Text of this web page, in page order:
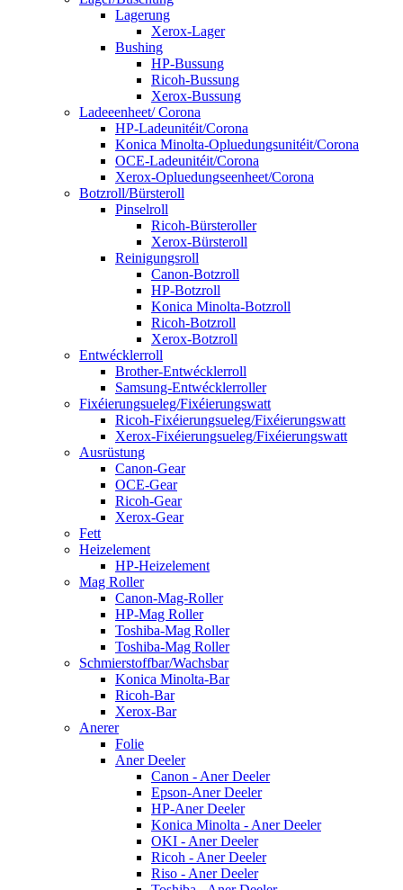
Lagerung
Xerox-Lager
Bushing
HP-Bussung
Ricoh-Bussung
Xerox-Bussung
Ladeeenheet/ Corona
HP-Ladeunitéit/Corona
Konica Minolta-Opluedungsunitéit/Corona
OCE-Ladeunitéit/Corona
Xerox-Opluedungseenheet/Corona
Botzroll/Bürsteroll
Pinselroll
Ricoh-Bürsteroller
Xerox-Bürsteroll
Reinigungsroll
Canon-Botzroll
HP-Botzroll
Konica Minolta-Botzroll
Ricoh-Botzroll
Xerox-Botzroll
Entwécklerroll
Brother-Entwécklerroll
Samsung-Entwécklerroller
Fixéierungsueleg/Fixéierungswatt
Ricoh-Fixéierungsueleg/Fixéierungswatt
Xerox-Fixéierungsueleg/Fixéierungswatt
Ausrüstung
Canon-Gear
OCE-Gear
Ricoh-Gear
Xerox-Gear
Fett
Heizelement
HP-Heizelement
Mag Roller
Canon-Mag-Roller
HP-Mag Roller
Toshiba-Mag Roller
Toshiba-Mag Roller
Schmierstoffbar/Wachsbar
Konica Minolta-Bar
Ricoh-Bar
Xerox-Bar
Anerer
Folie
Aner Deeler
Canon - Aner Deeler
Epson-Aner Deeler
HP-Aner Deeler
Konica Minolta - Aner Deeler
OKI - Aner Deeler
Ricoh - Aner Deeler
Riso - Aner Deeler